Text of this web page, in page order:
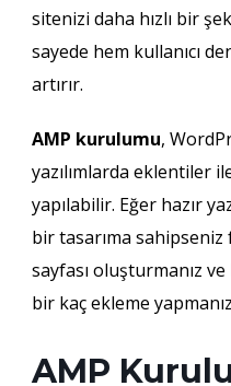
sitenizi daha hızlı bir
sayede hem kullanıcı
artırır.
AMP kurulumu,
yazılımlarda eklentiler
yapılabilir. Eğer hazır
bir tasarıma sahipseniz
sayfası oluşturmanız
bir kaç ekleme
AMP